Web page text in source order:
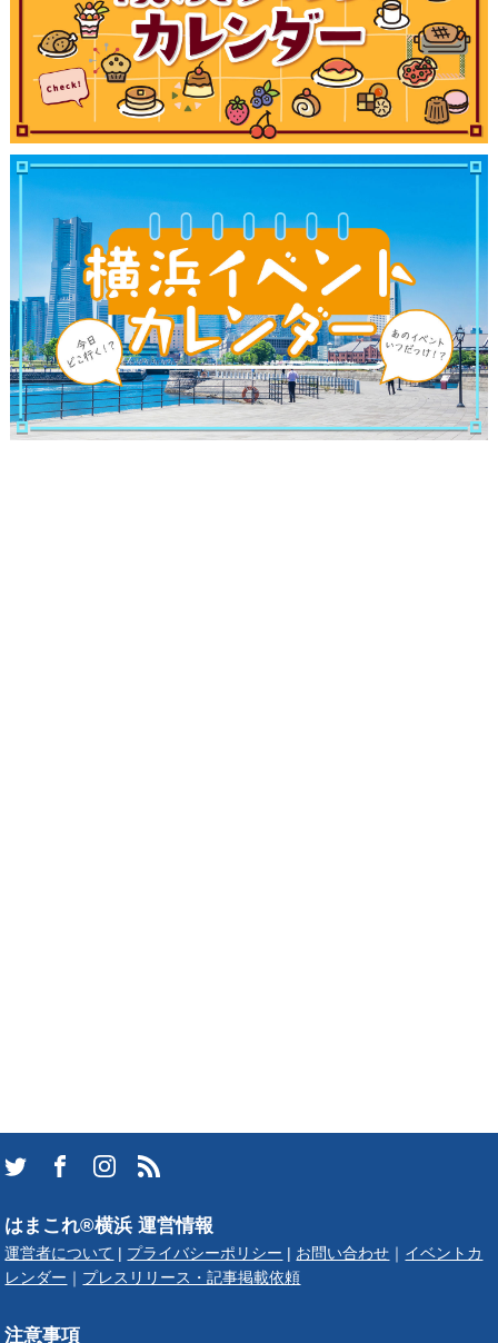
ランキング
ブログ記事
サイトについて
はまこれ®横浜 運営情報
運営者について プライバシーポリシー お問い合わせ
イベントカ
レンダー
プレスリリース・記事掲載依頼
注意事項